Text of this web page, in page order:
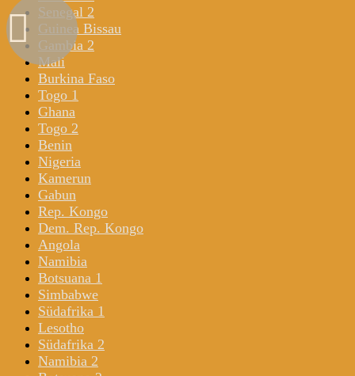
Senegal 2
Guinea Bissau
Gambia 2
Mali
Burkina Faso
Togo 1
Ghana
Togo 2
Benin
Nigeria
Kamerun
Gabun
Rep. Kongo
Dem. Rep. Kongo
Angola
Namibia
Botsuana 1
Simbabwe
Südafrika 1
Lesotho
Südafrika 2
Namibia 2